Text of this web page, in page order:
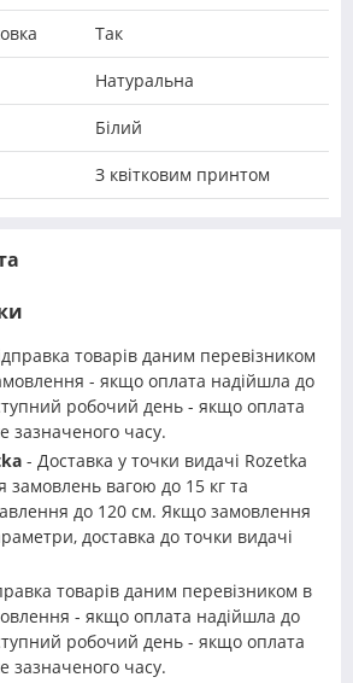
Так
Натуральна
Білий
З квітковим принтом
товарів даним перевізником
- якщо оплата надійшла до
робочий день - якщо оплата
зазначеного часу.
- Доставка у точки видачі Rozetka
замовлень вагою до 15 кг та
до 120 см. Якщо замовлення
доставка до точки видачі
товарів даним перевізником в
- якщо оплата надійшла до
робочий день - якщо оплата
зазначеного часу.